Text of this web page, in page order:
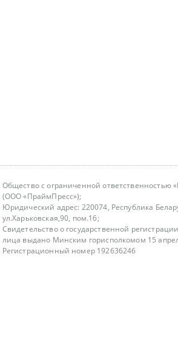
Общество с ограниченной ответственностью
(ООО «ПраймПресс»);
Юридический адрес: 220074, Республика
ул.Харьковская,90, пом.16;
Свидетельство о государственной
лица выдано Минским горисполкомом 15
Регистрационный номер 192636246